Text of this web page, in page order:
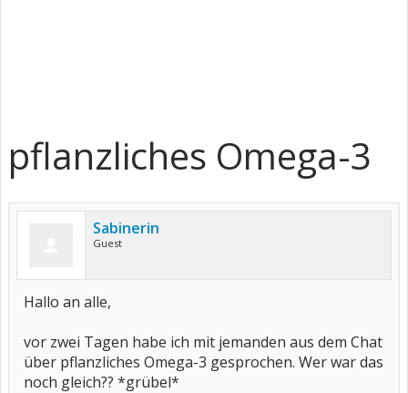
pflanzliches Omega-3
Sabinerin
Guest
Hallo an alle,
vor zwei Tagen habe ich mit jemanden aus dem Chat
über pflanzliches Omega-3 gesprochen. Wer war das
noch gleich?? *grübel*